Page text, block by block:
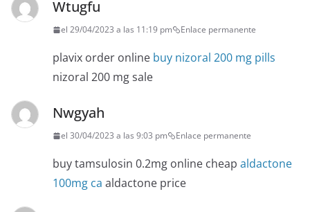
Wtugfu
el 29/04/2023 a las 11:19 pm Enlace permanente
plavix order online buy nizoral 200 mg pills
nizoral 200 mg sale
Nwgyah
el 30/04/2023 a las 9:03 pm Enlace permanente
buy tamsulosin 0.2mg online cheap aldactone
100mg ca aldactone price